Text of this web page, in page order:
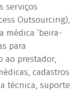
serviços
Outsourcing),
médica ’beira-
para
ao prestador,
cadastros
técnica, suporte